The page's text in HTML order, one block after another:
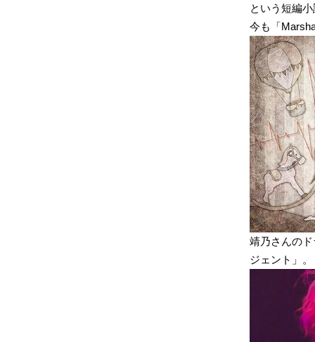
という短編
今も「
靖乃さんの
ジェント」。